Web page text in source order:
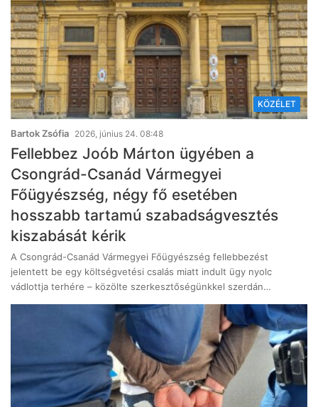
KÖZÉLET
Bartok Zsófia 2026, június 24. 08:48
Fellebbez Joób Márton ügyében a
Csongrád-Csanád Vármegyei
Főügyészség, négy fő esetében
hosszabb tartamú szabadságvesztés
kiszabását kérik
A Csongrád-Csanád Vármegyei Főügyészség fellebbezést
jelentett be egy költségvetési csalás miatt indult ügy nyolc
vádlottja terhére – közölte szerkesztőségünkkel szerdán…